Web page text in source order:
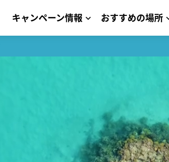
キャンペーン情報 おすすめの場所